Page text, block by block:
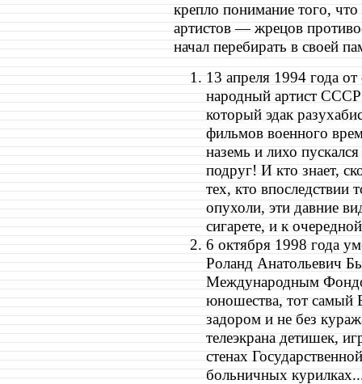
крепло понимание того,
артистов — жрецов
начал перебирать в своей
13 апреля 1994 года
народный артист
который эдак
фильмов военного
наземь и лихо
подруг! И кто знает,
тех, кто впоследствии
опухоли, эти давние
сигарете, и к
6 октября 1998 года
Роланд Анатольевич
Международным
юношества, тот самый
задором и не без
телеэкрана детишек,
стенах
больничных